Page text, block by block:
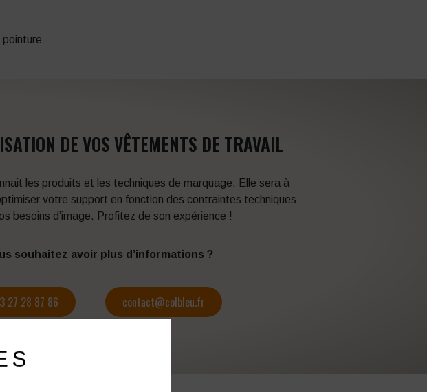
DE VOS VÊTEMENTS DE TRAVAIL
les produits et les techniques de marquage. Elle sera à
votre support en fonction des contraintes techniques
besoins d’image. Profitez de son expérience !
souhaitez avoir plus d’informations ?
27 28 87 86 contact@colbleu.fr